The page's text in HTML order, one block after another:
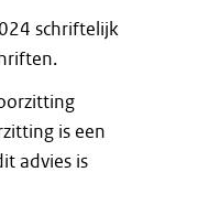
schriftelijk
is een
advies is